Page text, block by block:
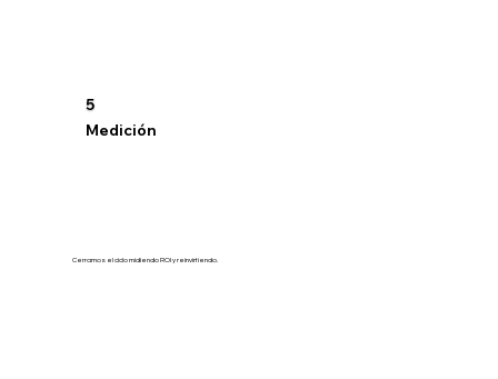
5
Medición
Cerramos el ciclo midiendo ROI y reinvirtiendo.